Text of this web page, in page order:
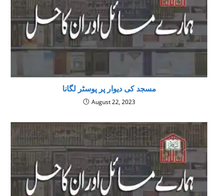
مسجد کی دیوار پر پوسٹر لگانا
August 22, 2023